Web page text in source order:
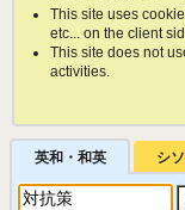
This site uses
etc... on the client
This site does not
activities.
英和・和英 シ